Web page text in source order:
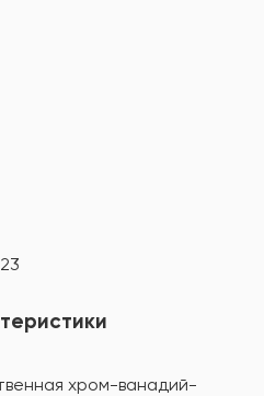
23
хром-ванадий-